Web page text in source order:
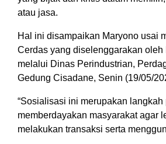
atau jasa.
Hal ini disampaikan Maryono usai
Cerdas yang diselenggarakan
melalui Dinas Perindustrian,
Gedung Cisadane, Senin (19/05/
“Sosialisasi ini merupakan
memberdayakan masyarakat agar
melakukan transaksi serta